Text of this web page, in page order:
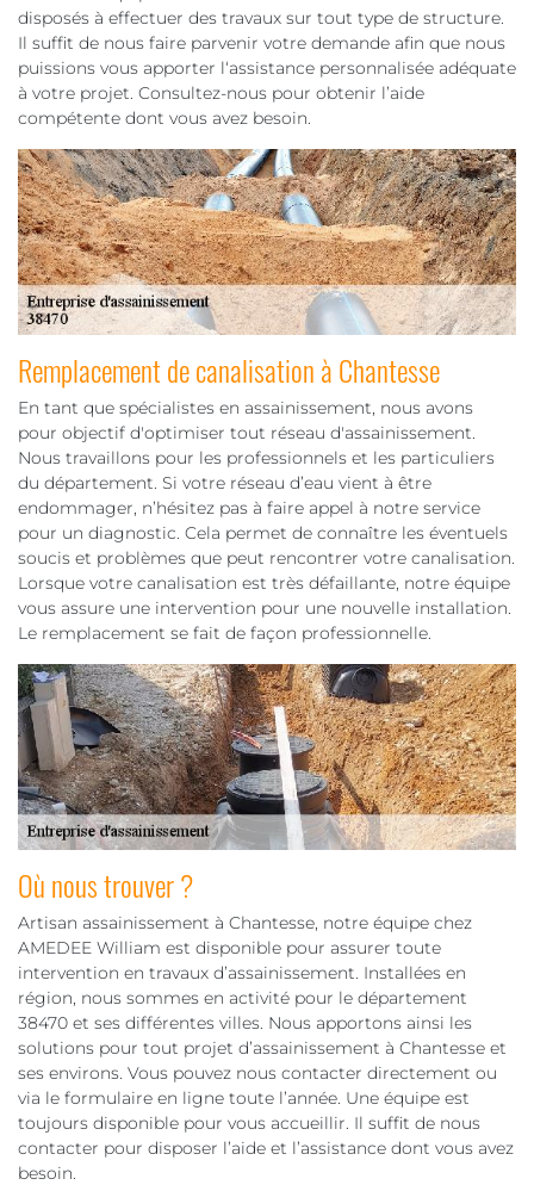
disposés à effectuer des travaux sur tout type de structure.
Il suffit de nous faire parvenir votre demande afin que nous
puissions vous apporter l‘assistance personnalisée adéquate
à votre projet. Consultez-nous pour obtenir l’aide
compétente dont vous avez besoin.
Remplacement de canalisation à Chantesse
En tant que spécialistes en assainissement, nous avons
pour objectif d'optimiser tout réseau d'assainissement.
Nous travaillons pour les professionnels et les particuliers
du département. Si votre réseau d’eau vient à être
endommager, n’hésitez pas à faire appel à notre service
pour un diagnostic. Cela permet de connaître les éventuels
soucis et problèmes que peut rencontrer votre canalisation.
Lorsque votre canalisation est très défaillante, notre équipe
vous assure une intervention pour une nouvelle installation.
Le remplacement se fait de façon professionnelle.
Où nous trouver ?
Artisan assainissement à Chantesse, notre équipe chez
AMEDEE William est disponible pour assurer toute
intervention en travaux d’assainissement. Installées en
région, nous sommes en activité pour le département
38470 et ses différentes villes. Nous apportons ainsi les
solutions pour tout projet d’assainissement à Chantesse et
ses environs. Vous pouvez nous contacter directement ou
via le formulaire en ligne toute l’année. Une équipe est
toujours disponible pour vous accueillir. Il suffit de nous
contacter pour disposer l’aide et l’assistance dont vous avez
besoin.